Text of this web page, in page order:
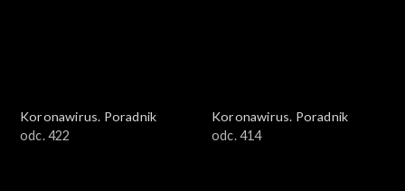
Koronawirus. Poradnik
odc. 422
Koronawirus. Poradnik
odc. 414